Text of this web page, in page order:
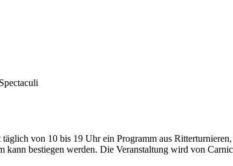
von 10 bis 19 Uhr ein Programm aus
bestiegen werden. Die Veranstaltung wird von